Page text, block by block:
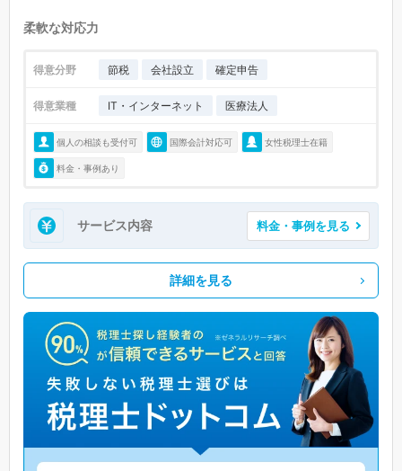
柔軟な対応力
得意分野 節税 会社設立 確定申告
得意業種 IT・インターネット 医療法人
個人の相談も受付可 国際会計対応可 女性税理士在籍
料金・事例あり
サービス内容 料金・事例を見る
詳細を見る